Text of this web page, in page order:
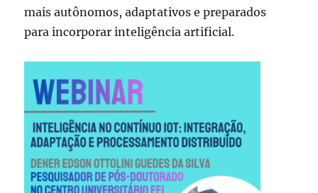
mais autônomos, adaptativos e preparados
para incorporar inteligência artificial.